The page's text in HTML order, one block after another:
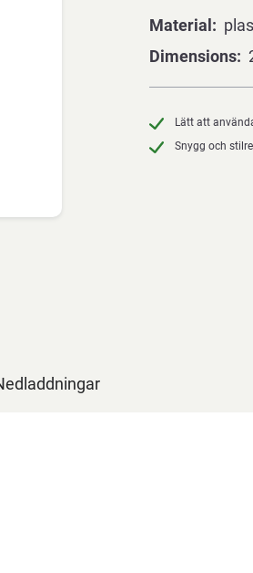
Material
Dimensions
Lätt att
Snygg och